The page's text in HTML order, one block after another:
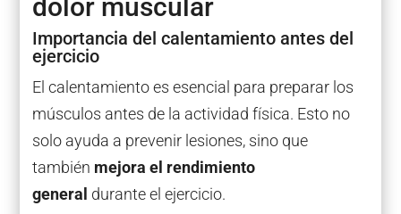
dolor muscular
Importancia del calentamiento antes del
ejercicio
El calentamiento es esencial para preparar los
músculos antes de la actividad física. Esto no
solo ayuda a prevenir lesiones, sino que
también mejora el rendimiento
general durante el ejercicio.